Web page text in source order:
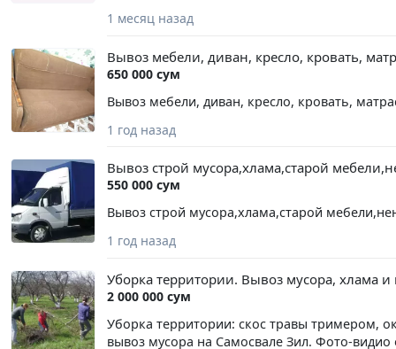
1 месяц назад
Вывоз мебели, диван, кресло, кровать,
650 000 сум
Вывоз мебели, диван, кресло, кровать,
1 год назад
Вывоз строй мусора,хлама,старой
550 000 сум
Вывоз строй мусора,хлама,старой
1 год назад
Уборка территории. Вывоз мусора, хлама и
2 000 000 сум
Уборка территории: скос травы тримером,
вывоз мусора на Самосвале Зил. Фото-